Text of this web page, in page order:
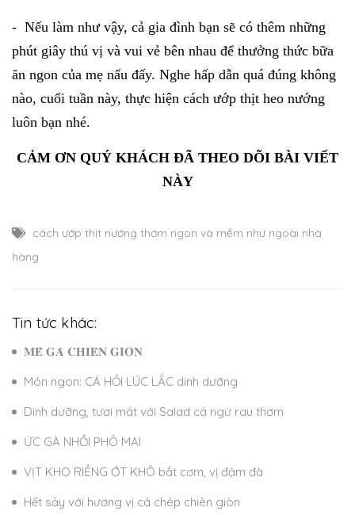
- Nếu làm như vậy, cả gia đình bạn sẽ có thêm những
phút giây thú vị và vui vẻ bên nhau để thưởng thức bữa
ăn ngon của mẹ nấu đấy. Nghe hấp dẫn quá đúng không
nào, cuối tuần này, thực hiện cách ướp thịt heo nướng
luôn bạn nhé.
CẢM ƠN QUÝ KHÁCH ĐÃ THEO DÕI BÀI VIẾT
NÀY
cách ướp thịt nướng thơm ngon và mềm như ngoài nhà
hàng
Tin tức khác:
𝐌𝐄̂̀ 𝐆𝐀̀ 𝐂𝐇𝐈𝐄̂𝐍 𝐆𝐈𝐎̀𝐍
Món ngon: CÁ HỒI LÚC LẮC dinh dưỡng
Dinh dưỡng, tươi mát với Salad cá ngừ rau thơm
ỨC GÀ NHỒI PHÔ MAI
VỊT KHO RIỀNG ỚT KHÔ bắt cơm, vị đậm đà
Hết sảy với hương vị cá chép chiên giòn